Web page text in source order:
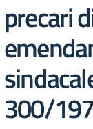
precari
300/